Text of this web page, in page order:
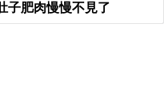
子肥肉慢慢不見了